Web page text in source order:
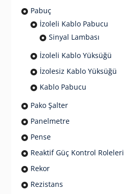
Pabuç
İzoleli Kablo Pabucu
Sinyal Lambası
İzoleli Kablo Yüksüğü
İzolesiz Kablo Yüksüğü
Kablo Pabucu
Pako Şalter
Panelmetre
Pense
Reaktif Güç Kontrol Roleleri
Rekor
Rezistans